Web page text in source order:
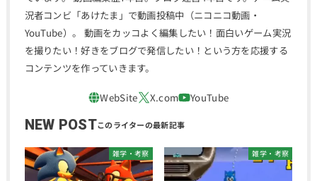
況者コンビ「あけたま」で動画投稿中（ニコニコ動画・
YouTube）。 動画をカッコよく編集したい！面白いゲーム実況
を撮りたい！好きをブログで発信したい！という方を応援する
コンテンツを作っていきます。
NEW POST
雑学・考察 雑学・考察